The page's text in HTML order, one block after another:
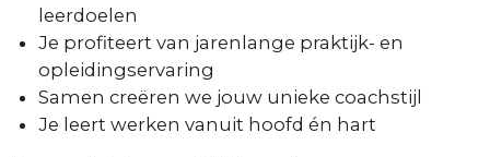
leerdoelen
Je profiteert van jarenlange praktijk- en
opleidingservaring
Samen creëren we jouw unieke coachstijl
Je leert werken vanuit hoofd én hart